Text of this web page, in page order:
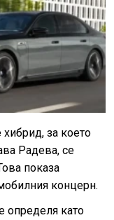
за което
Радева, се
показа
концерн.
определя като